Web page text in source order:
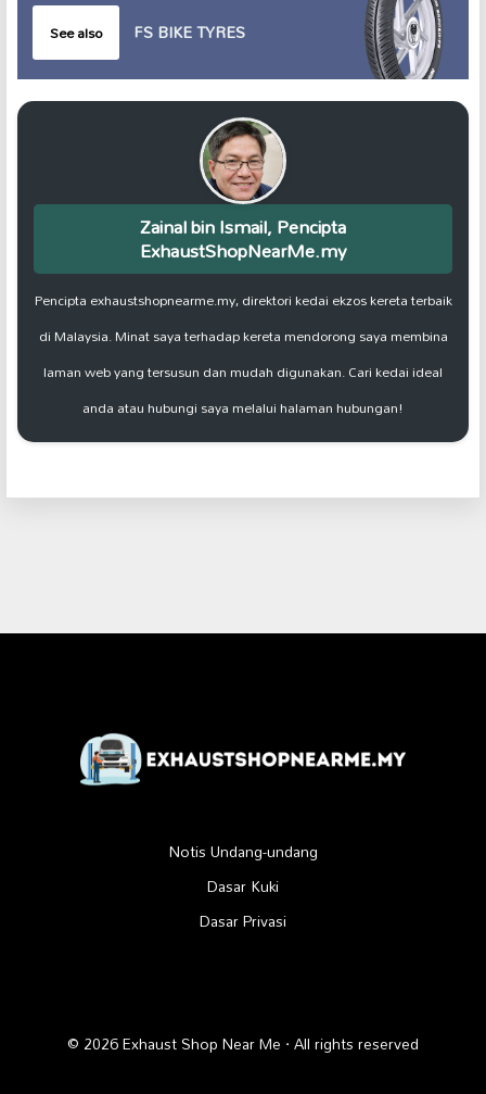
See also FS BIKE TYRES
Zainal bin Ismail, Pencipta
ExhaustShopNearMe.my
Pencipta exhaustshopnearme.my, direktori kedai ekzos kereta terbaik
di Malaysia. Minat saya terhadap kereta mendorong saya membina
laman web yang tersusun dan mudah digunakan. Cari kedai ideal
anda atau hubungi saya melalui halaman hubungan!
Notis Undang-undang
Dasar Kuki
Dasar Privasi
© 2026 Exhaust Shop Near Me · All rights reserved